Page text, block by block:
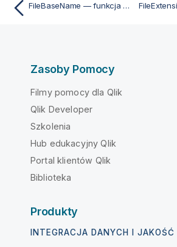
FileBaseName — funkcja skryptu
Zasoby Pomocy
Filmy pomocy dla Qlik
Qlik Developer
Szkolenia
Hub edukacyjny Qlik
Portal klientów Qlik
Biblioteka
Produkty
INTEGRACJA DANYCH I JAKOŚĆ